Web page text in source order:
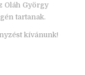
Oláh György
tartanak.
kívánunk!